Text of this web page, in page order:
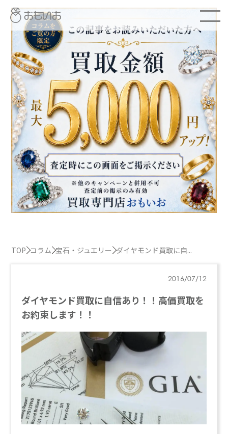
TOP コラム 宝石・ジュエリー ダイヤモンド買取に自...
2016/07/12
ダイヤモンド買取に自信あり！！高価買取を
お約束します！！